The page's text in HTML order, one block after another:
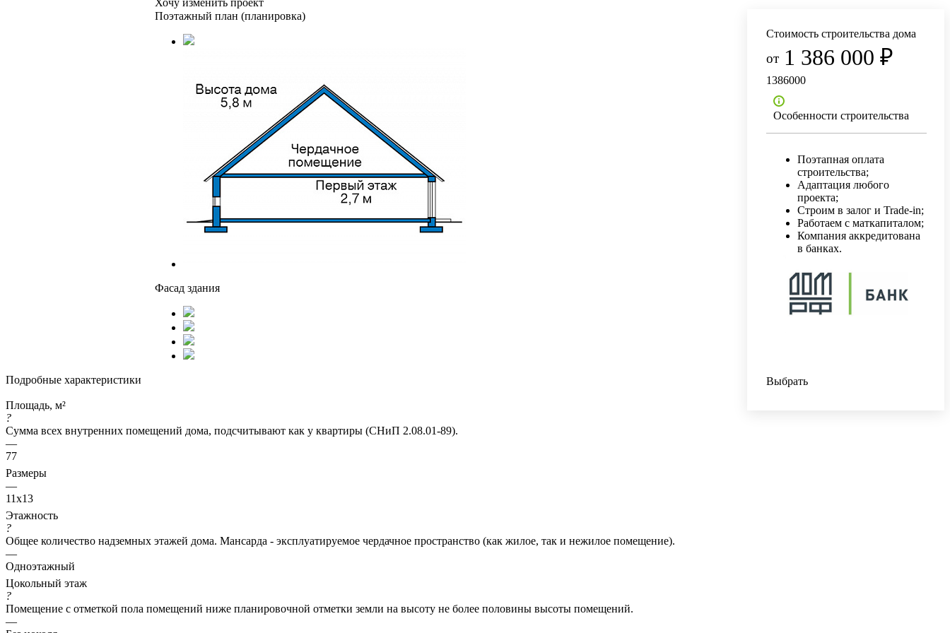
Стоимость строительства дома
1 386 000 ₽
1386000
Особенности строительства
Поэтапная оплата
строительства;
Адаптация любого
проекта;
Строим в залог и Trade-in;
Работаем с маткапиталом;
Компания аккредитована
в банках.
Выбрать
Поэтажный план (планировка)
Фасад здания
Подробные характеристики
Площадь, м²
?
Сумма всех внутренних помещений дома, подсчитывают как у квартиры (СНиП 2.08.01-89).
—
77
Размеры
—
11x13
Этажность
?
Общее количество надземных этажей дома. Мансарда - эксплуатируемое чердачное пространство (как жилое, так и нежилое помещение).
—
Одноэтажный
Цокольный этаж
?
Помещение с отметкой пола помещений ниже планировочной отметки земли на высоту не более половины высоты помещений.
—